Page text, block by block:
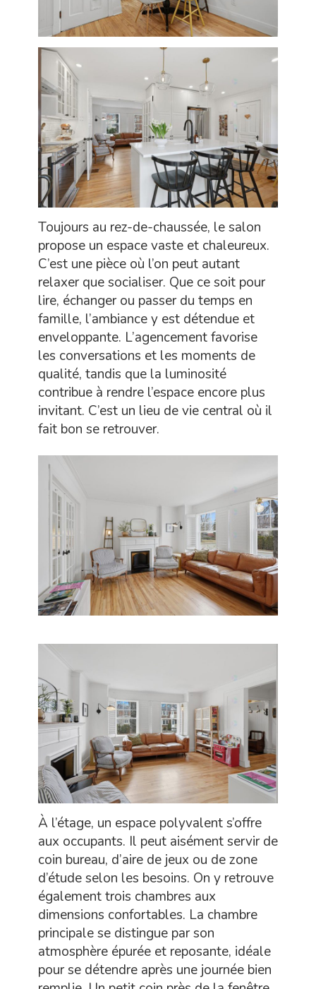
Toujours au rez-de-chaussée, le salon
propose un espace vaste et chaleureux.
C’est une pièce où l’on peut autant
relaxer que socialiser. Que ce soit pour
lire, échanger ou passer du temps en
famille, l’ambiance y est détendue et
enveloppante. L’agencement favorise
les conversations et les moments de
qualité, tandis que la luminosité
contribue à rendre l’espace encore plus
invitant. C’est un lieu de vie central où il
fait bon se retrouver.
À l’étage, un espace polyvalent s’offre
aux occupants. Il peut aisément servir de
coin bureau, d’aire de jeux ou de zone
d’étude selon les besoins. On y retrouve
également trois chambres aux
dimensions confortables. La chambre
principale se distingue par son
atmosphère épurée et reposante, idéale
pour se détendre après une journée bien